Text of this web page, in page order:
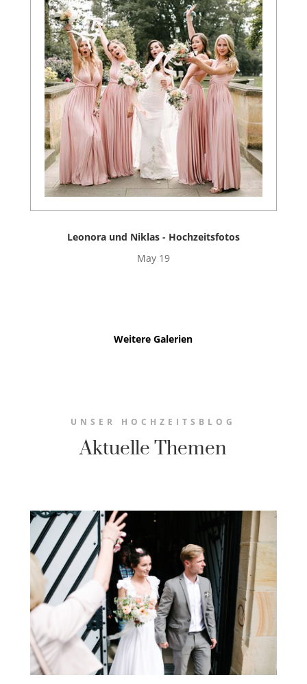
Leonora und Niklas - Hochzeitsfotos
May 19
Weitere Galerien
UNSER HOCHZEITSBLOG
Aktuelle Themen